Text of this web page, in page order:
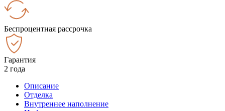
Беспроцентная рассрочка
Гарантия
2 года
Описание
Отделка
Внутреннее наполнение